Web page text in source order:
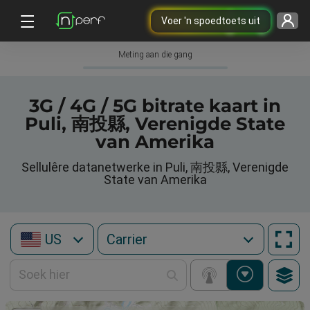
Voer 'n spoedtoets uit
Meting aan die gang
3G / 4G / 5G bitrate kaart in
Puli, 南投縣, Verenigde State
van Amerika
Sellulêre datanetwerke in Puli, 南投縣, Verenigde
State van Amerika
US